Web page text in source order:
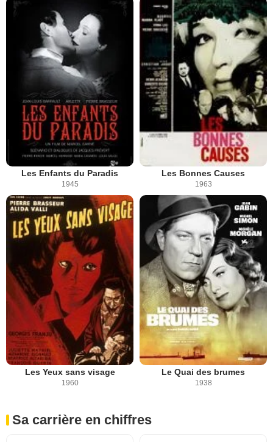
Les Enfants du Paradis
1945
Les Bonnes Causes
1963
Les Yeux sans visage
1960
Le Quai des brumes
1938
Sa carrière en chiffres